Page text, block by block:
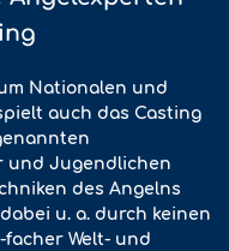
Nationalen und
auch das Casting
und Jugendlichen
des Angelns
u. a. durch keinen
facher Welt- und